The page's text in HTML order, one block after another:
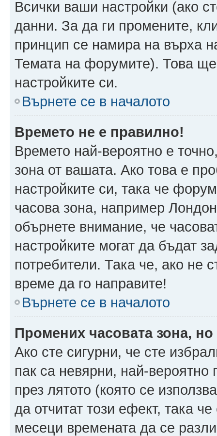
Всички ваши настройки (ако
данни. За да ги промените,
принцип се намира на върха
Темата на форумите). Това
настройките си.
Върнете се в началото
Времето не е правилно!
Времето най-вероятно е
зона от вашата. Ако това е
настройките си, така че
часова зона, например
обърнете внимание, че
настройките могат да бъдат
потребители. Така че, ако не
време да го направите!
Върнете се в началото
Промених часовата зона,
Ако сте сигурни, че сте
пак са невярни, най-
през лятото (която се
да отчитат този ефект, така
месеци времената да се